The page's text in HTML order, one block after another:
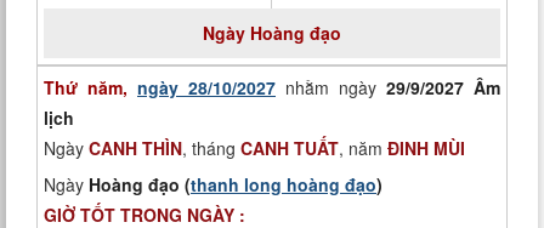
Ngày Hoàng đạo
Thứ năm, ngày 28/10/2027 nhằm ngày 29/9/2027 Âm
lịch
Ngày CANH THÌN, tháng CANH TUẤT, năm ĐINH MÙI
Ngày Hoàng đạo (thanh long hoàng đạo)
GIỜ TỐT TRONG NGÀY :